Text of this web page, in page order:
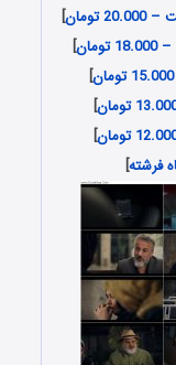
]
]
]
]
]
فرشته]